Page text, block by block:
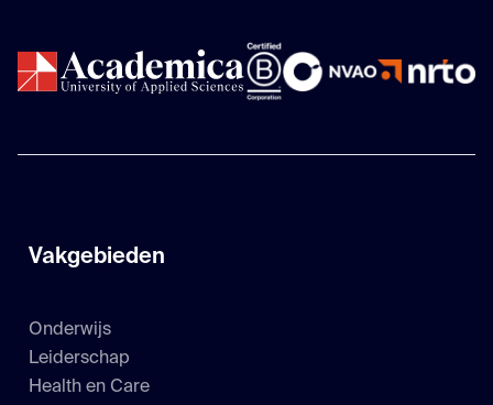
Vakgebieden
Onderwijs
Leiderschap
Health en Care